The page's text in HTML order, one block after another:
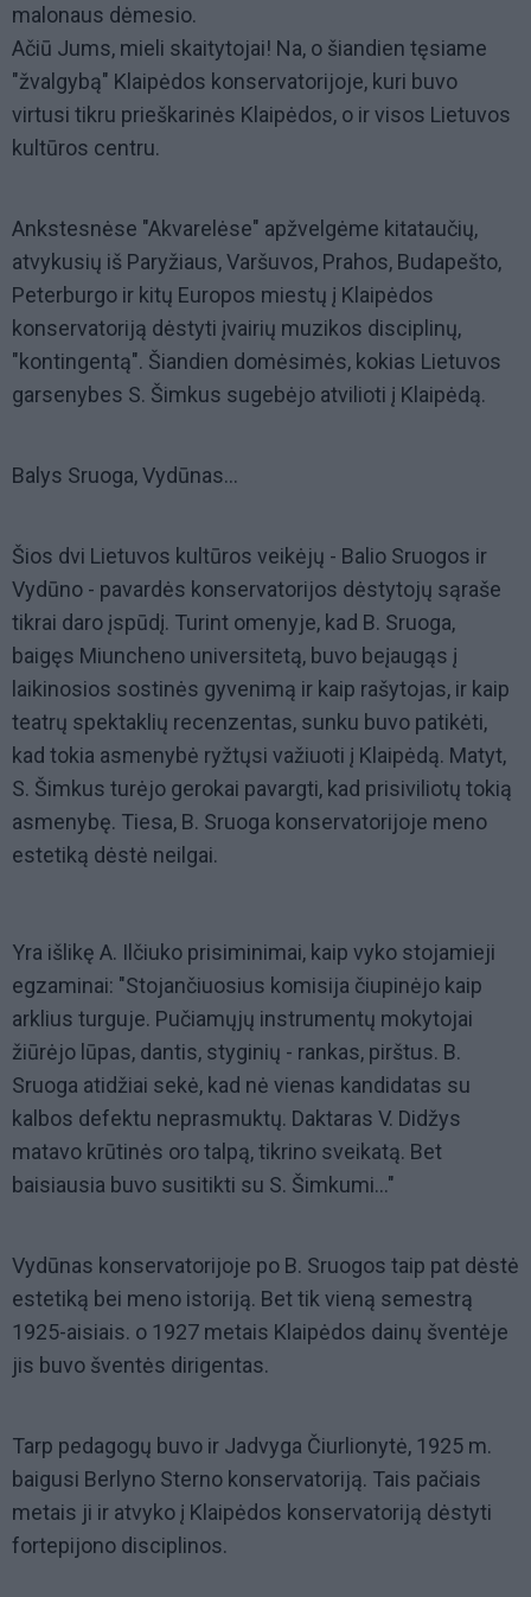
malonaus dėmesio.
Ačiū Jums, mieli skaitytojai! Na, o šiandien tęsiame
"žvalgybą" Klaipėdos konservatorijoje, kuri buvo
virtusi tikru prieškarinės Klaipėdos, o ir visos Lietuvos
kultūros centru.
Ankstesnėse "Akvarelėse" apžvelgėme kitataučių,
atvykusių iš Paryžiaus, Varšuvos, Prahos, Budapešto,
Peterburgo ir kitų Europos miestų į Klaipėdos
konservatoriją dėstyti įvairių muzikos disciplinų,
"kontingentą". Šiandien domėsimės, kokias Lietuvos
garsenybes S. Šimkus sugebėjo atvilioti į Klaipėdą.
Balys Sruoga, Vydūnas...
Šios dvi Lietuvos kultūros veikėjų - Balio Sruogos ir
Vydūno - pavardės konservatorijos dėstytojų sąraše
tikrai daro įspūdį. Turint omenyje, kad B. Sruoga,
baigęs Miuncheno universitetą, buvo beįaugąs į
laikinosios sostinės gyvenimą ir kaip rašytojas, ir kaip
teatrų spektaklių recenzentas, sunku buvo patikėti,
kad tokia asmenybė ryžtųsi važiuoti į Klaipėdą. Matyt,
S. Šimkus turėjo gerokai pavargti, kad prisiviliotų tokią
asmenybę. Tiesa, B. Sruoga konservatorijoje meno
estetiką dėstė neilgai.
Yra išlikę A. Ilčiuko prisiminimai, kaip vyko stojamieji
egzaminai: "Stojančiuosius komisija čiupinėjo kaip
arklius turguje. Pučiamųjų instrumentų mokytojai
žiūrėjo lūpas, dantis, styginių - rankas, pirštus. B.
Sruoga atidžiai sekė, kad nė vienas kandidatas su
kalbos defektu neprasmuktų. Daktaras V. Didžys
matavo krūtinės oro talpą, tikrino sveikatą. Bet
baisiausia buvo susitikti su S. Šimkumi..."
Vydūnas konservatorijoje po B. Sruogos taip pat dėstė
estetiką bei meno istoriją. Bet tik vieną semestrą
1925-aisiais. o 1927 metais Klaipėdos dainų šventėje
jis buvo šventės dirigentas.
Tarp pedagogų buvo ir Jadvyga Čiurlionytė, 1925 m.
baigusi Berlyno Sterno konservatoriją. Tais pačiais
metais ji ir atvyko į Klaipėdos konservatoriją dėstyti
fortepijono disciplinos.